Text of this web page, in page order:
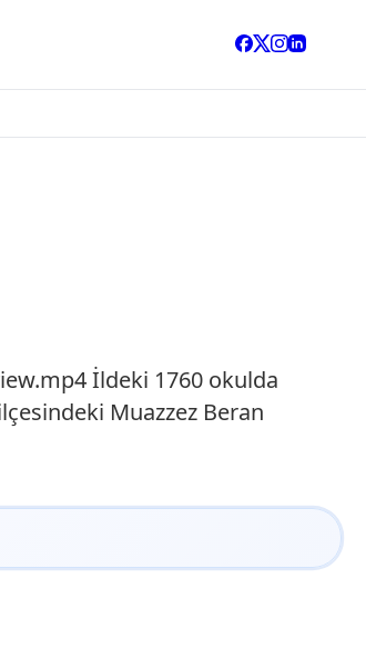
İldeki 1760 okulda
Muazzez Beran